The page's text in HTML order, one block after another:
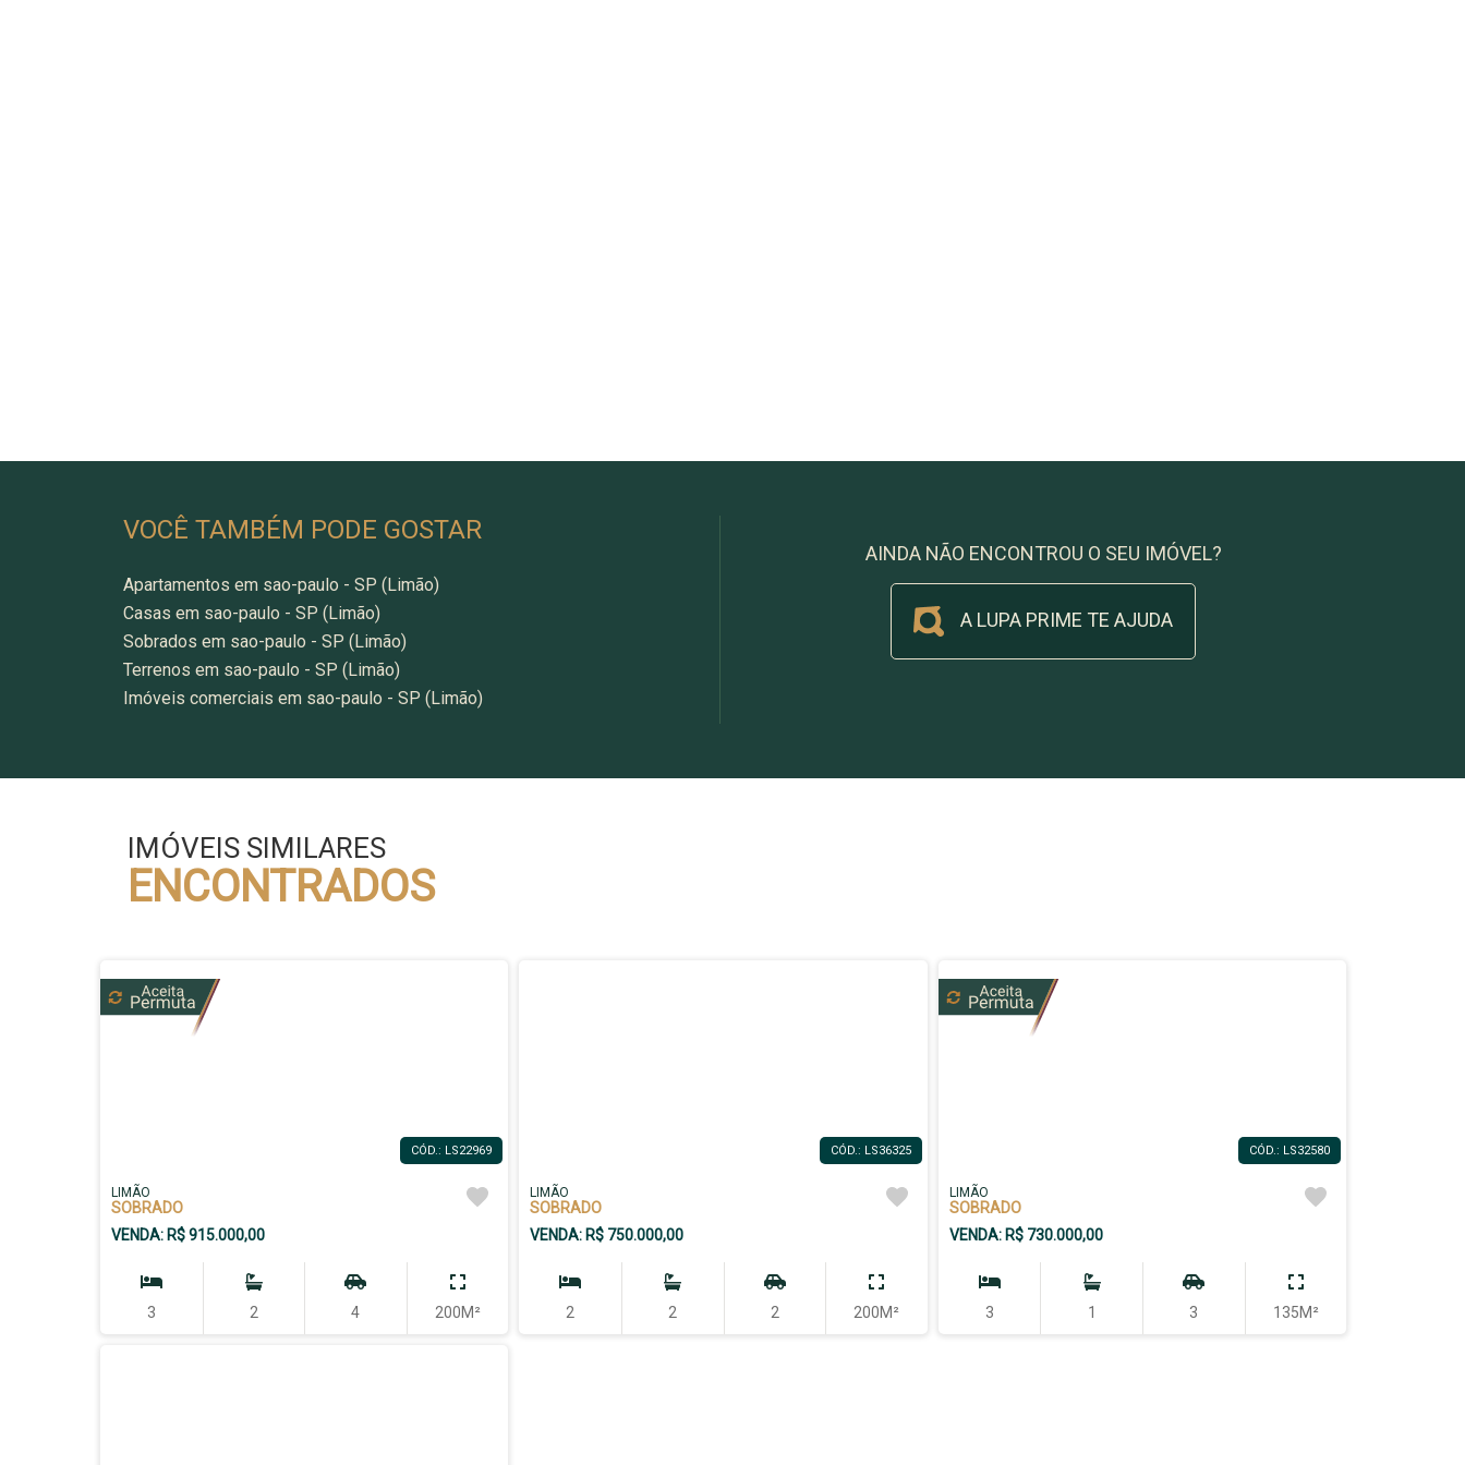
AINDA NÃO ENCONTROU O SEU IMÓVEL?
A LUPA PRIME TE AJUDA
VOCÊ TAMBÉM PODE GOSTAR
Apartamentos em sao-paulo - SP (Limão)
Casas em sao-paulo - SP (Limão)
Sobrados em sao-paulo - SP (Limão)
Terrenos em sao-paulo - SP (Limão)
Imóveis comerciais em sao-paulo - SP (Limão)
IMÓVEIS SIMILARES
ENCONTRADOS
CÓD.: LS22969
LIMÃO
SOBRADO
VENDA: R$ 915.000,00
3 2 4 200M²
CÓD.: LS36325
LIMÃO
SOBRADO
VENDA: R$ 750.000,00
2 2 2 200M²
CÓD.: LS32580
LIMÃO
SOBRADO
VENDA: R$ 730.000,00
3 1 3 135M²